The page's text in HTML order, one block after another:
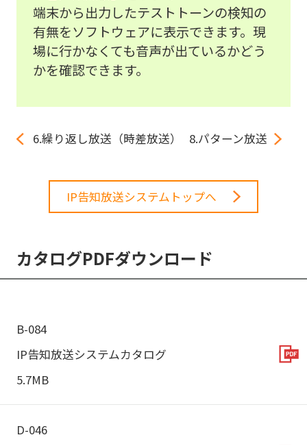
端末から出力したテストトーンの検知の
有無をソフトウェアに表示できます。現
場に行かなくても音声が出ているかどう
かを確認できます。
6.繰り返し放送（時差放送） 8.パターン放送
IP告知放送システムトップへ
カタログPDFダウンロード
B-084
IP告知放送システムカタログ
5.7MB
D-046